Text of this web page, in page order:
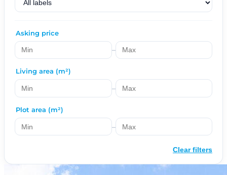
Asking price
–
Living area (m²)
–
Plot area (m²)
–
Clear filters